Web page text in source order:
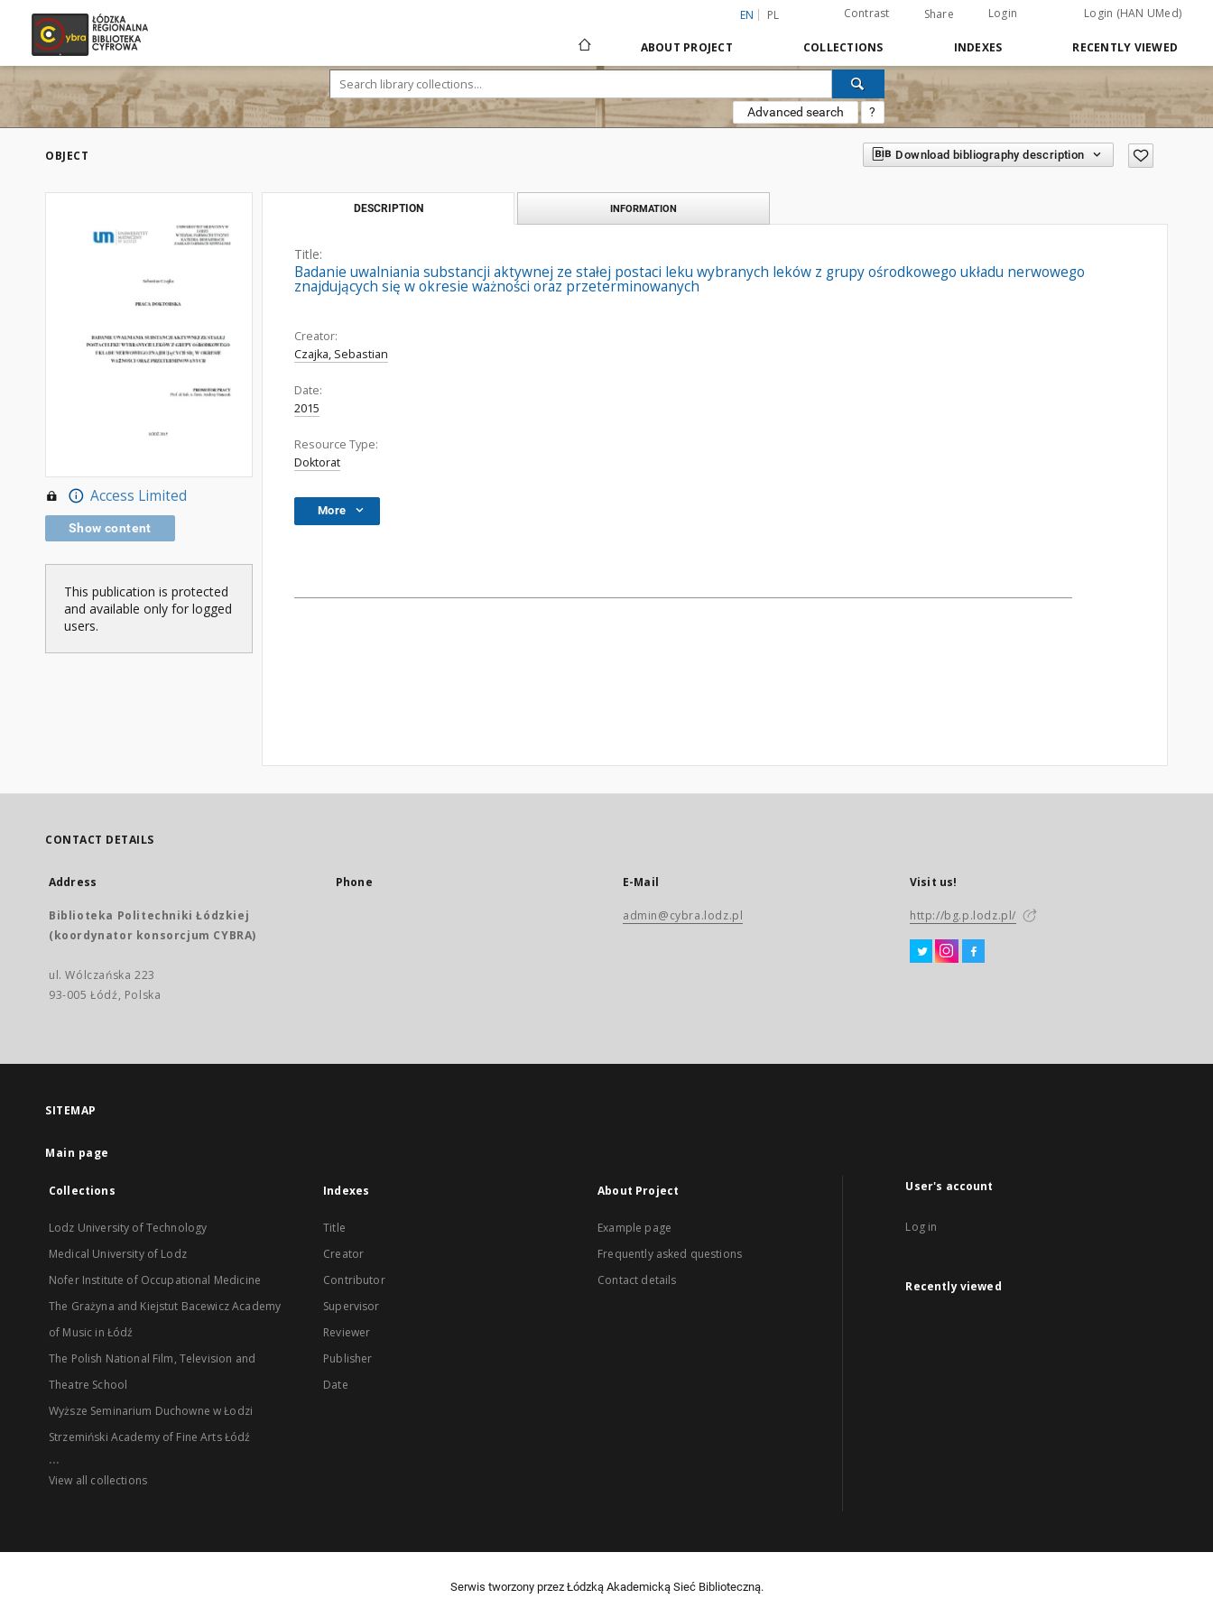
EN PL Contrast Share Login Login (HAN UMed)
ABOUT PROJECT COLLECTIONS INDEXES RECENTLY VIEWED
Advanced search ?
OBJECT Download bibliography description
Access Limited
Show content
This publication is protected
and available only for logged
users.
DESCRIPTION INFORMATION
Title:
Badanie uwalniania substancji aktywnej ze stałej postaci leku wybranych leków z grupy ośrodkowego układu nerwowego
znajdujących się w okresie ważności oraz przeterminowanych
Creator:
Czajka, Sebastian
Date:
2015
Resource Type:
Doktorat
More
CONTACT DETAILS
Address
Biblioteka Politechniki Łódzkiej
(koordynator konsorcjum CYBRA)
ul. Wólczańska 223
93-005 Łódź, Polska
Phone E-Mail
admin@cybra.lodz.pl
Visit us!
http://bg.p.lodz.pl/
SITEMAP
Main page
Collections
Lodz University of Technology
Medical University of Lodz
Nofer Institute of Occupational Medicine
The Grażyna and Kiejstut Bacewicz Academy
of Music in Łódź
The Polish National Film, Television and
Theatre School
Wyższe Seminarium Duchowne w Łodzi
Strzemiński Academy of Fine Arts Łódź
...
View all collections
Indexes
Title
Creator
Contributor
Supervisor
Reviewer
Publisher
Date
About Project
Example page
Frequently asked questions
Contact details
User's account
Log in
Recently viewed
Serwis tworzony przez Łódzką Akademicką Sieć Biblioteczną.